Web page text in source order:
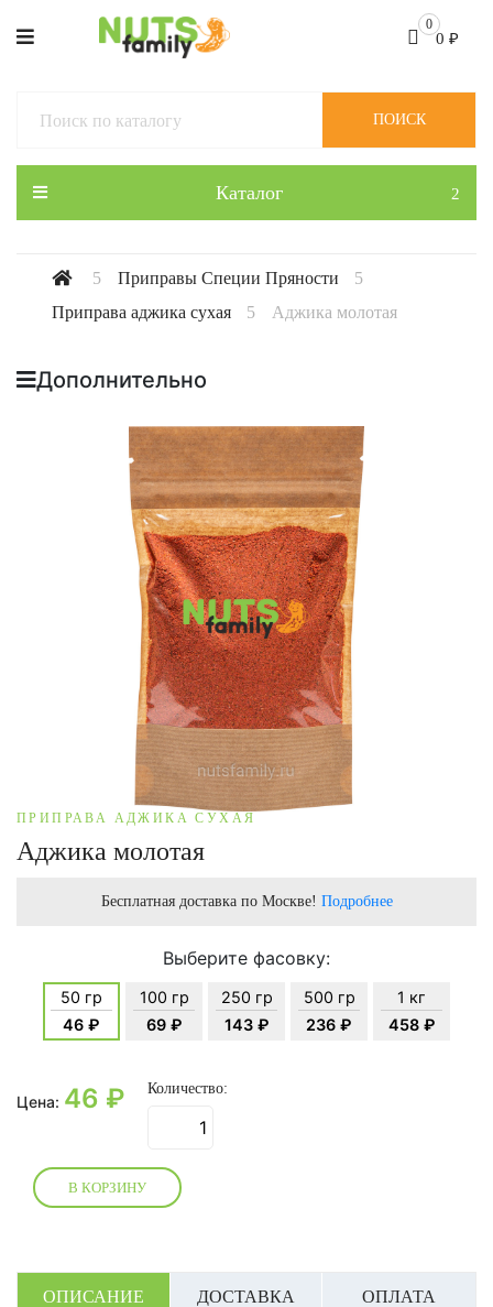
0
0 ₽
Каталог
ПОИСК
Приправы Специи Пряности
Приправа аджика сухая
Аджика молотая
Дополнительно
ПРИПРАВА АДЖИКА СУХАЯ
Аджика молотая
Бесплатная доставка по Москве! Подробнее
Выберите фасовку:
50 гр
46 ₽
100 гр
69 ₽
250 гр
143 ₽
500 гр
236 ₽
1 кг
458 ₽
Цена: 46 ₽ Количество:
В КОРЗИНУ
ОПИСАНИЕ ДОСТАВКА ОПЛАТА